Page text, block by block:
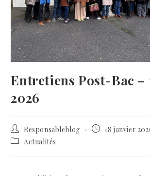
Entretiens Post-Bac –
2026
Responsableblog
18 janvier
Actualités